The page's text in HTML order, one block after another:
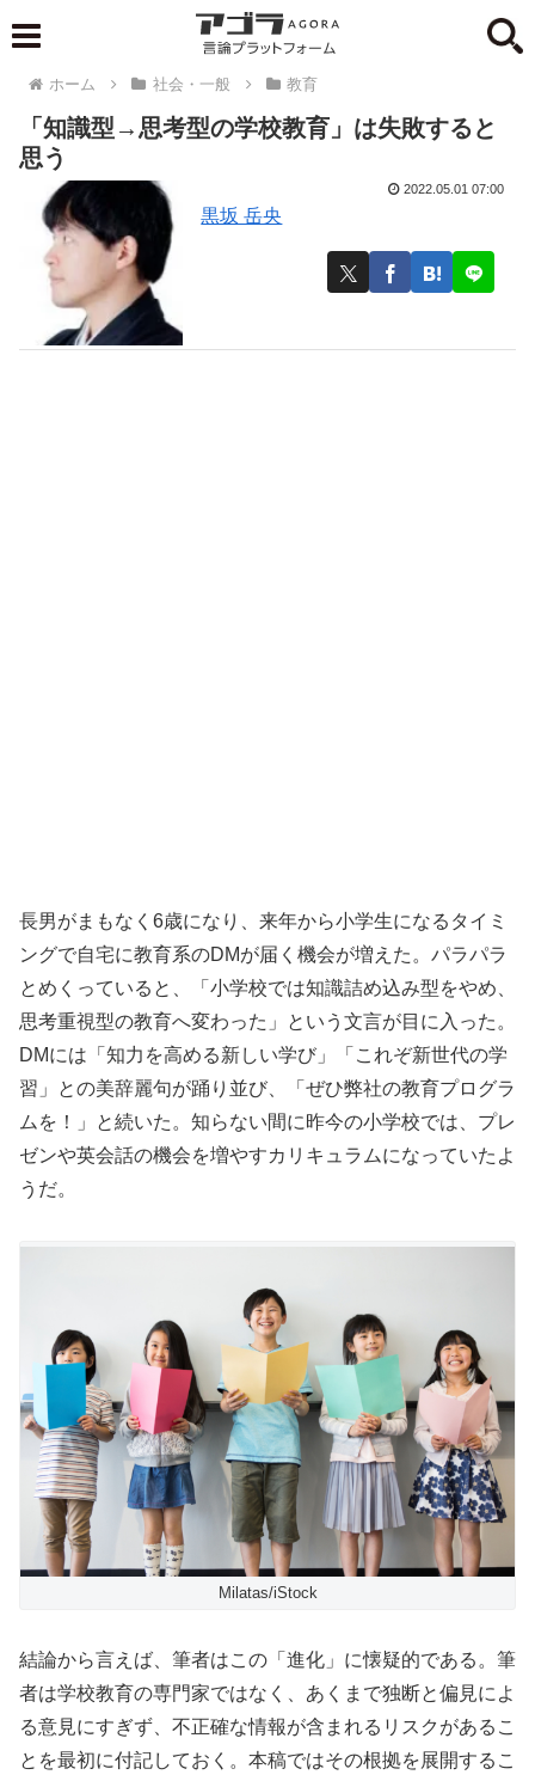
ホーム 社会・一般 教育
「知識型→思考型の学校教育」は失敗すると
思う
黒坂 岳央
2022.05.01 07:00
長男がまもなく6歳になり、来年から小学生になるタイミ
ングで自宅に教育系のDMが届く機会が増えた。パラパラ
とめくっていると、「小学校では知識詰め込み型をやめ、
思考重視型の教育へ変わった」という文言が目に入った。
DMには「知力を高める新しい学び」「これぞ新世代の学
習」との美辞麗句が踊り並び、「ぜひ弊社の教育プログラ
ムを！」と続いた。知らない間に昨今の小学校では、プレ
ゼンや英会話の機会を増やすカリキュラムになっていたよ
うだ。
Milatas/iStock
結論から言えば、筆者はこの「進化」に懐疑的である。筆
者は学校教育の専門家ではなく、あくまで独断と偏見によ
る意見にすぎず、不正確な情報が含まれるリスクがあるこ
とを最初に付記しておく。本稿ではその根拠を展開するこ